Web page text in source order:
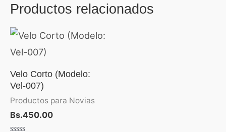
Productos relacionados
Velo Corto (Modelo:
Vel-007)
Productos para Novias
Bs.450.00